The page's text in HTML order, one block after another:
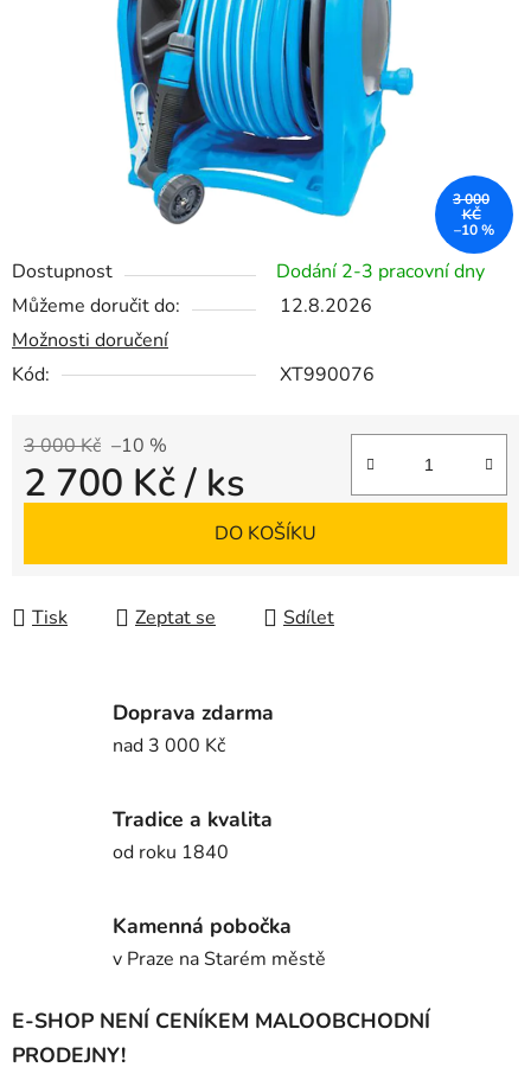
Dostupnost
Dodání 2-3 pracovní dny
Můžeme doručit do:
12.8.2026
Možnosti doručení
Kód:
XT990076
3 000 Kč –10 %
2 700 Kč/ ks
DO KOŠÍKU
Tisk Zeptat se Sdílet
3 000
KČ
–10 %
Doprava zdarma
nad 3 000 Kč
Tradice a kvalita
od roku 1840
Kamenná pobočka
v Praze na Starém městě
E-SHOP NENÍ CENÍKEM MALOOBCHODNÍ
PRODEJNY!